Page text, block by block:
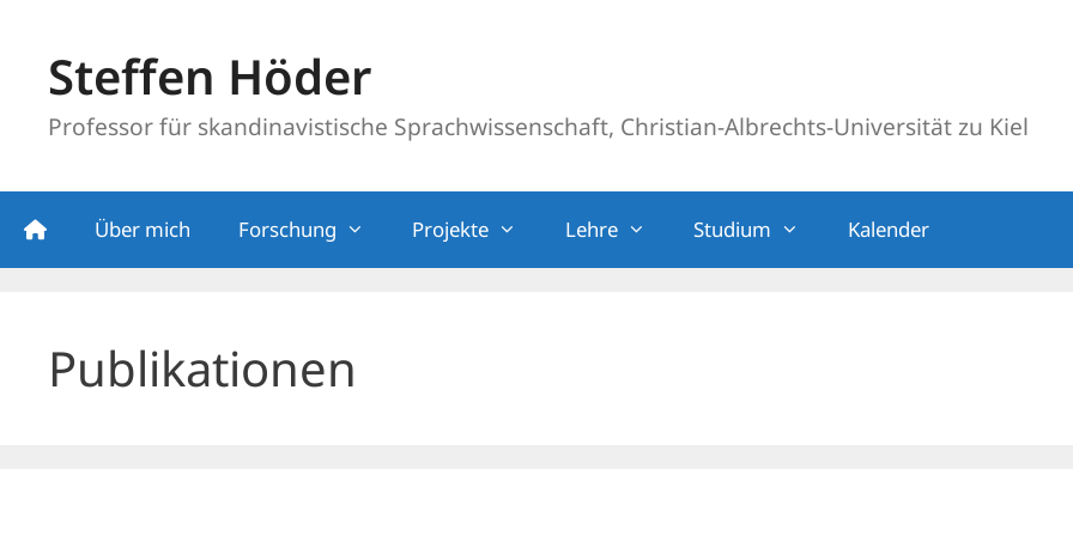
springenSteffen Höder
Professor für skandinavistische Sprachwissenschaft, Christian-Albrechts-Universität zu Kiel
Über mich Forschung Projekte Lehre Studium Kalender
Publikationen